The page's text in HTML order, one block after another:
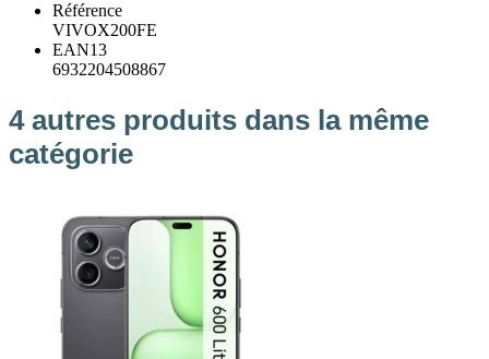
Référence
VIVOX200FE
EAN13
6932204508867
4 autres produits dans la même
catégorie